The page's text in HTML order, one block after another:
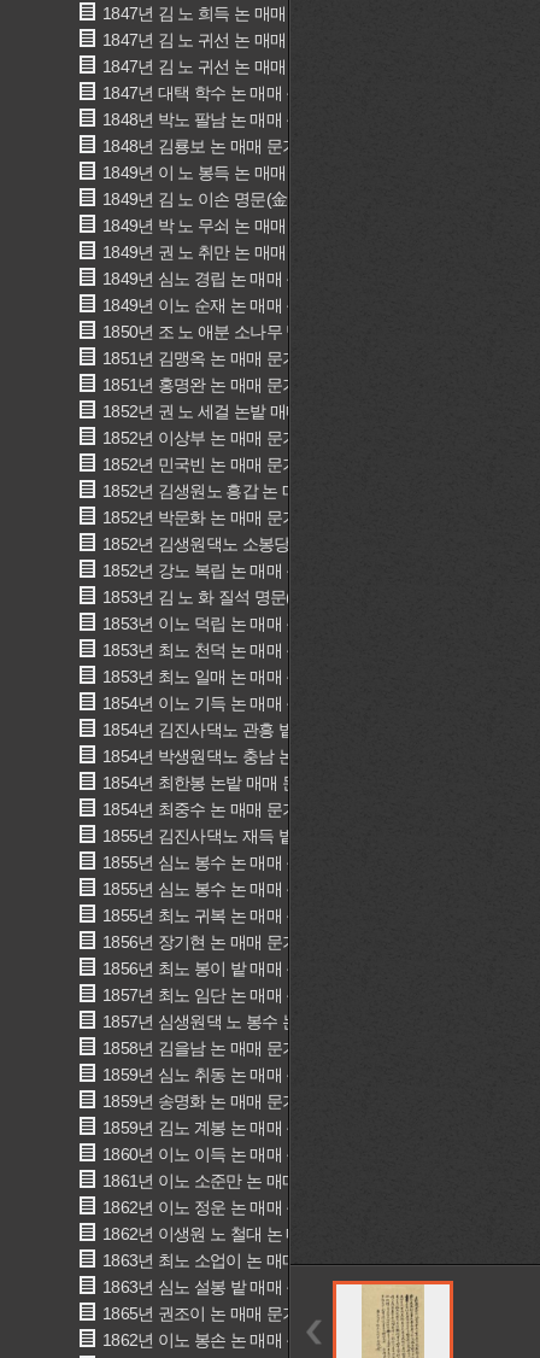
1847년 김 노 희득 논 매매 문기(金 奴 喜得 畓賣買文記)
1847년 김 노 귀선 논 매매 문기(金 奴 貴先 畓賣買文記)
1847년 김 노 귀선 논 매매 문기(金 奴 貴先 畓賣買文記)
1847년 대택 학수 논 매매 문기(大宅 䳽守 畓賣買文記)
1848년 박노 팔남 논 매매 문기(朴奴 八男 畓賣買文記)
1848년 김룡보 논 매매 문기(金龍甫 畓賣買文記)
1849년 이 노 봉득 논 매매 문기(李 奴 奉得 畓賣買文記)
1849년 김 노 이손 명문(金 奴 伊孫 明文)
1849년 박 노 무쇠 논 매매 문기(朴 奴 戊釗 畓賣買文記)
1849년 권 노 취만 논 매매 문기(權 奴 就萬 畓賣買文記)
1849년 심노 경립 논 매매 문기(沈奴 庚立 畓賣買文記)
1849년 이노 순재 논 매매 문기(李奴順才 畓賣買文記)
1850년 조 노 애분 소나무 밭과 밭 매매 문기(曺 奴 愛分 田松
1851년 김맹옥 논 매매 문기(金孟玉 畓賣買文記)
1851년 홍명완 논 매매 문기(洪明完 畓賣買文記)
1852년 권 노 세걸 논밭 매매 문기(權 奴 世傑 田畓賣買文記)
1852년 이상부 논 매매 문기(李晉溥 畓賣買文記)
1852년 민국빈 논 매매 문기(閔國斌 畓賣買文記)
1852년 김생원노 흥갑 논 매매 문기(金奴興甲 畓賣買文記)
1852년 박문화 논 매매 문기(朴文華 畓賣買文記)
1852년 김생원댁노 소봉당검 논 매매 문기(金生員宅奴小封堂
1852년 강노 복립 논 매매 문기(姜奴卜立 畓賣買文記)
1853년 김 노 화 질석 명문(金奴花叱石 明文)
1853년 이노 덕립 논 매매 문기(李奴德立 畓賣買文記)
1853년 최노 천덕 논 매매 문기(崔奴千德 畓賣買文記)
1853년 최노 일매 논 매매 문기(崔奴日每 畓賣買文記)
1854년 이노 기득 논 매매 문기(李奴己得 畓賣買文記)
1854년 김진사댁노 관흥 밭 매매 문기(金奴官興 田賣買文記)
1854년 박생원댁노 충남 논 매매 문기(朴奴忠男 畓賣買文記)
1854년 최한봉 논밭 매매 문기(崔漢鳳 田畓賣買文記)
1854년 최중수 논 매매 문기(崔仲秀 畓賣買文記)
1855년 김진사댁노 재득 밭 매매 문기(金奴再得 田賣買文記)
1855년 심노 봉수 논 매매 문기(沈奴鳳守 畓賣買文記)
1855년 심노 봉수 논 매매 문기(沈奴 鳳守 畓賣買文記)
1855년 최노 귀복 논 매매 문기(崔奴 貴卜 畓賣買文記)
1856년 장기현 논 매매 문기(張箕鉉 畓賣買文記)
1856년 최노 봉이 밭 매매 문기(崔奴奉伊 田賣買文記)
1857년 최노 임단 논 매매 문기(崔奴壬丹 畓賣買文記)
1857년 심생원댁 노 봉수 논 매매 문기(沈生員宅 奴 鳳守 畓賣
1858년 김을남 논 매매 문기(金乙男 畓賣買文記)
1859년 심노 취동 논 매매 문기(沈奴取同 畓賣買文記)
1859년 송명화 논 매매 문기(宋明華 畓賣買文記)
1859년 김노 계봉 논 매매 문기(金奴 癸奉 畓賣買文記)
1860년 이노 이득 논 매매 문기(李奴己得 畓賣買文記)
1861년 이노 소준만 논 매매 문기(李奴俊萬 畓賣買文記)
1862년 이노 정운 논 매매 문기(李奴 丁云 畓賣買文記)
1862년 이생원 노 철대 논 매매 문기(李生員 奴 鐵大 畓賣買文
1863년 최노 소업이 논 매매 문기(崔奴 小業伊 畓賣買文記)
1863년 심노 설봉 밭 매매 문기(沈奴雪奉 田賣買文記)
1865년 권조이 논 매매 문기(權召史 畓賣買文記)
1862년 이노 봉손 논 매매 문기(李奴 捧孫 畓賣買文記)